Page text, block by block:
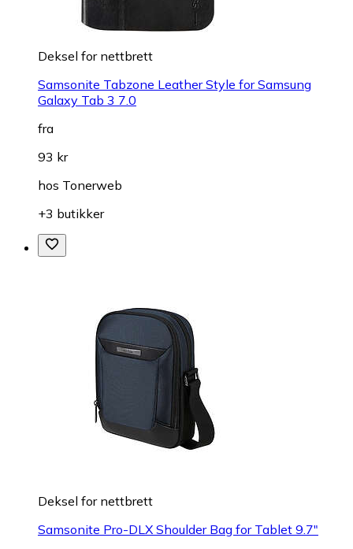
Deksel for nettbrett
Samsonite Tabzone Leather Style for Samsung
Galaxy Tab 3 7.0
fra
93 kr
hos Tonerweb
+3 butikker
Deksel for nettbrett
Samsonite Pro-DLX Shoulder Bag for Tablet 9.7"